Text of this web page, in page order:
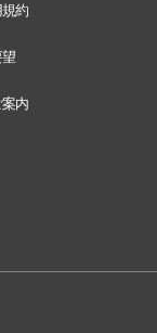
約
内